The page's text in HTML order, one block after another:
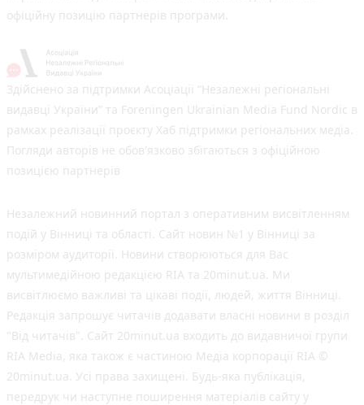
офіційну позицію партнерів програми.
Здійснено за підтримки Асоціації “Незалежні регіональні
видавці України” та Foreningen Ukrainian Media Fund Nordic в
рамках реалізації проєкту Хаб підтримки регіональних медіа.
Погляди авторів не обов'язково збігаються з офіційною
позицією партнерів
Незалежний новинний портал з оперативним висвітленням
подій у Вінниці та області. Сайт новин №1 у Вінниці за
розміром аудиторії. Новини створюються для Вас
мультимедійною редакцією RIA та 20minut.ua. Ми
висвітлюємо важливі та цікаві події, людей, життя Вінниці.
Редакція запрошує читачів додавати власні новини в розділ
"Від читачів". Сайт 20minut.ua входить до видавничої групи
RIA Media, яка також є частиною Медіа корпорації RIA ©
20minut.ua. Усі права захищені. Будь-яка публiкацiя,
передрук чи наступне поширення матеріалів сайту у